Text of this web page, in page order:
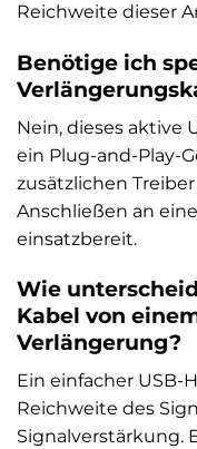
Reichweite dieser
Benötige ich
Nein, dieses aktive
ein Plug-and-Play-
zusätzlichen
Anschließen an
einsatzbereit.
Wie
Kabel von
Verlängerung?
Ein einfacher USB-
Reichweite des
Signalverstärkung.